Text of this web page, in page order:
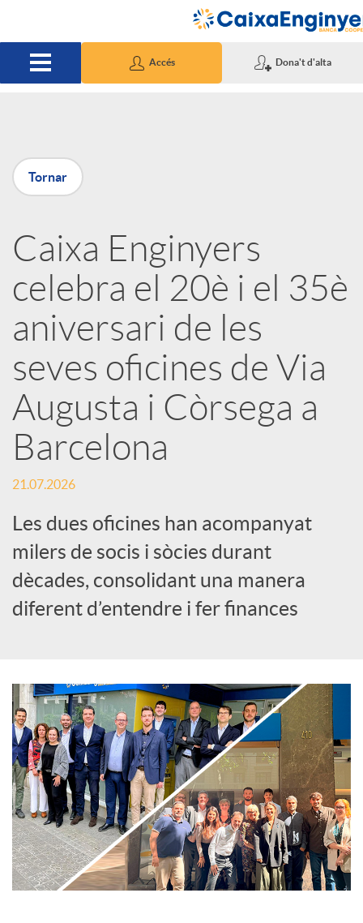
Accés Dona't d'alta
P
u
b
l
i
c
a
d
o
r
e
c
o
n
Tornar
Caixa Enginyers
celebra el 20è i el 35è
aniversari de les
seves oficines de Via
Augusta i Còrsega a
Barcelona
21.07.2026
Les dues oficines han acompanyat
milers de socis i sòcies durant
dècades, consolidant una manera
diferent d’entendre i fer finances